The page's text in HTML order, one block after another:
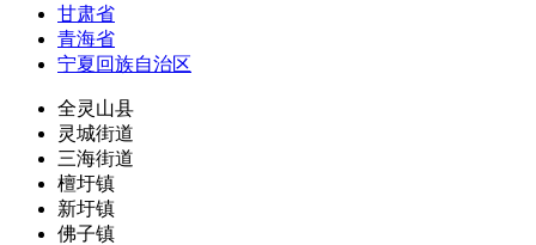
甘肃省
青海省
宁夏回族自治区
全灵山县
灵城街道
三海街道
檀圩镇
新圩镇
佛子镇